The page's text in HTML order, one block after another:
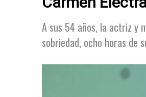
ContactoA sus 54 años, la actriz y
sobriedad, ocho horas de